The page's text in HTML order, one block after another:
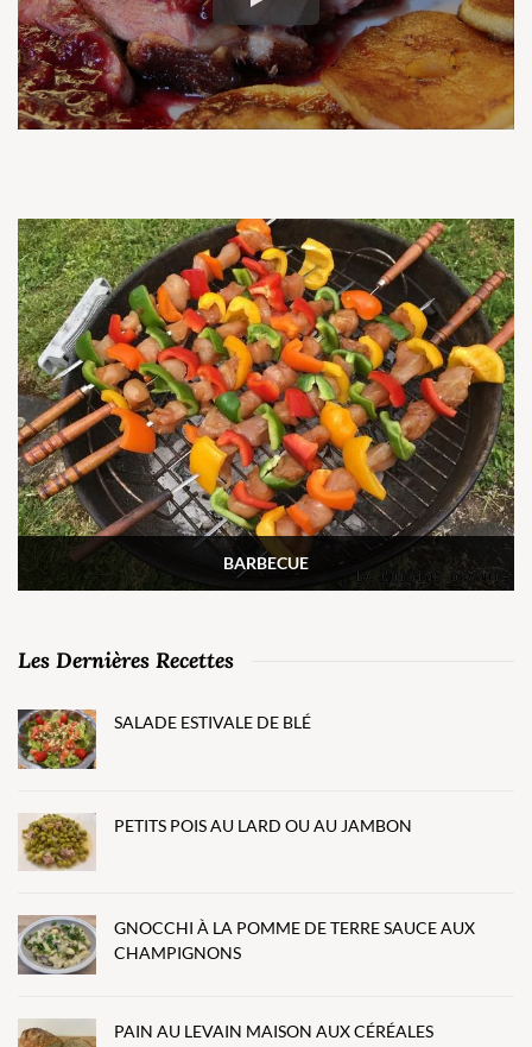
BARBECUE
Les Dernières Recettes
SALADE ESTIVALE DE BLÉ
PETITS POIS AU LARD OU AU JAMBON
GNOCCHI À LA POMME DE TERRE SAUCE AUX
CHAMPIGNONS
PAIN AU LEVAIN MAISON AUX CÉRÉALES